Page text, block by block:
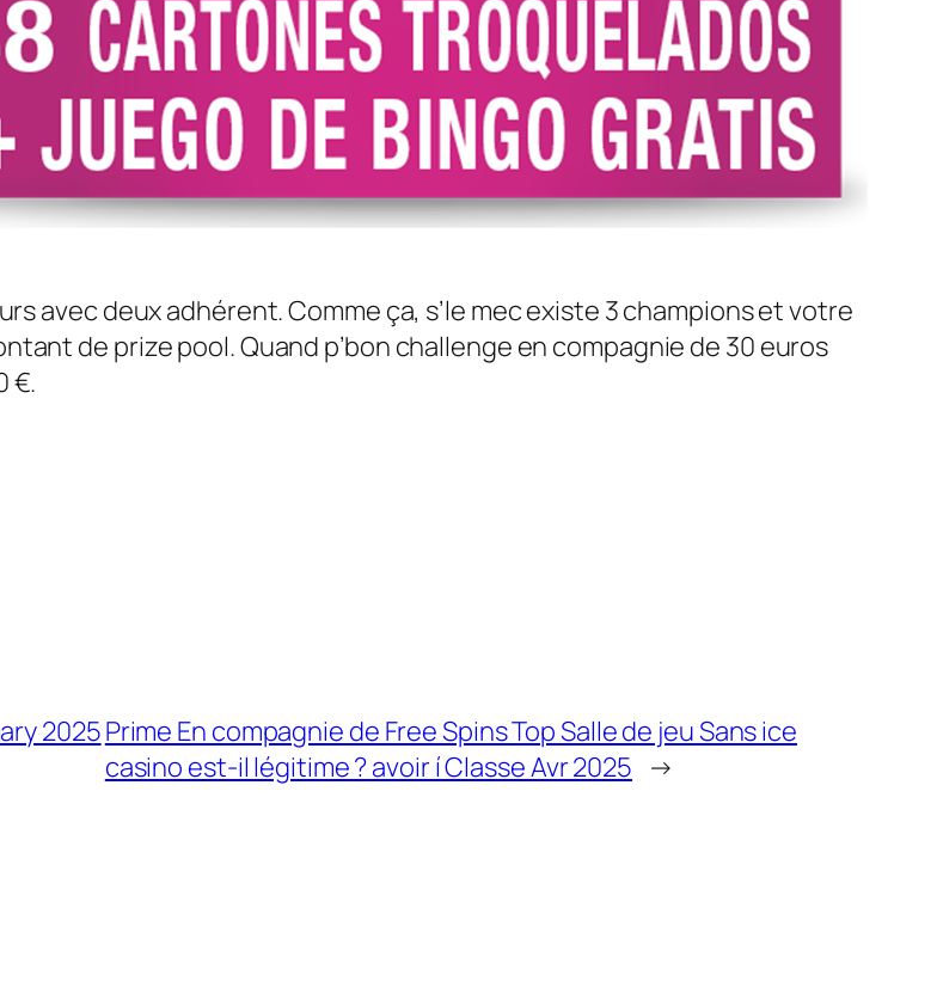
avec deux adhérent. Comme ça, s’le mec existe 3 champions et votre
de prize pool. Quand p’bon challenge en compagnie de 30 euros
€.
2025Prime En compagnie de Free Spins Top Salle de jeu Sans ice
casino est-il légitime ? avoir í Classe Avr 2025 →